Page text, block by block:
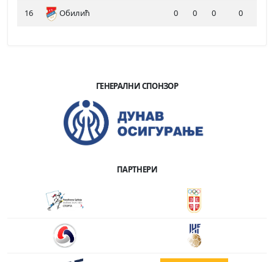
16 Обилић 0 0 0 0
ГЕНЕРАЛНИ СПОНЗОР
ПАРТНЕРИ